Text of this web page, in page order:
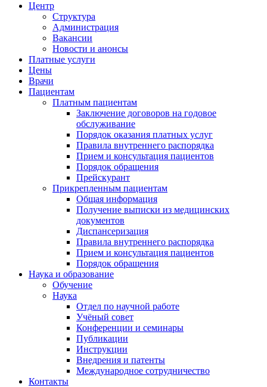
Центр
Структура
Администрация
Вакансии
Новости и анонсы
Платные услуги
Цены
Врачи
Пациентам
Платным пациентам
Заключение договоров на годовое
обслуживание
Порядок оказания платных услуг
Правила внутреннего распорядка
Прием и консультация пациентов
Порядок обращения
Прейскурант
Прикрепленным пациентам
Общая информация
Получение выписки из медицинских
документов
Диспансеризация
Правила внутреннего распорядка
Прием и консультация пациентов
Порядок обращения
Наука и образование
Обучение
Наука
Отдел по научной работе
Учёный совет
Конференции и семинары
Публикации
Инструкции
Внедрения и патенты
Международное сотрудничество
Контакты